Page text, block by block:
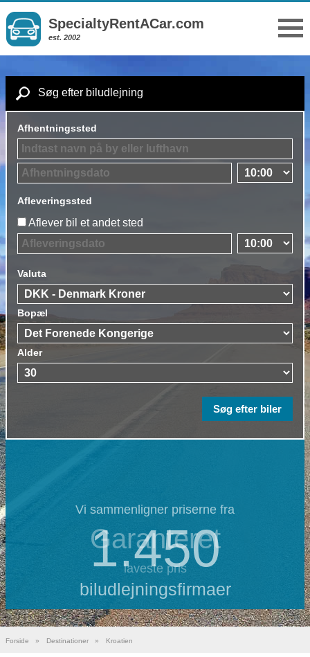
SpecialtyRentACar.com
est. 2002
Søg efter biludlejning
Afhentningssted
Afleveringssted
Aflever bil et andet sted
Valuta
Bopæl
Alder
Vi sammenligner priserne fra
1.450
biludlejningsfirmaer
Garanteret
laveste pris
Forside » Destinationer » Kroatien